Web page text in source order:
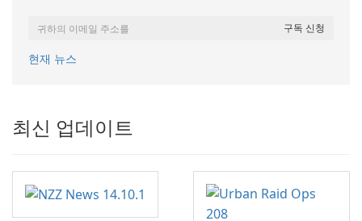
현재 뉴스
최신 업데이트